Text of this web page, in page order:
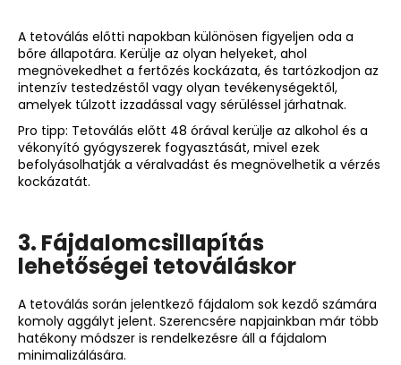
A tetoválás előtti napokban különösen figyeljen oda a
bőre állapotára. Kerülje az olyan helyeket, ahol
megnövekedhet a fertőzés kockázata, és tartózkodjon az
intenzív testedzéstől vagy olyan tevékenységektől,
amelyek túlzott izzadással vagy sérüléssel járhatnak.
Pro tipp: Tetoválás előtt 48 órával kerülje az alkohol és a
vékonyító gyógyszerek fogyasztását, mivel ezek
befolyásolhatják a véralvadást és megnövelhetik a vérzés
kockázatát.
3. Fájdalomcsillapítás
lehetőségei tetováláskor
A tetoválás során jelentkező fájdalom sok kezdő számára
komoly aggályt jelent. Szerencsére napjainkban már több
hatékony módszer is rendelkezésre áll a fájdalom
minimalizálására.